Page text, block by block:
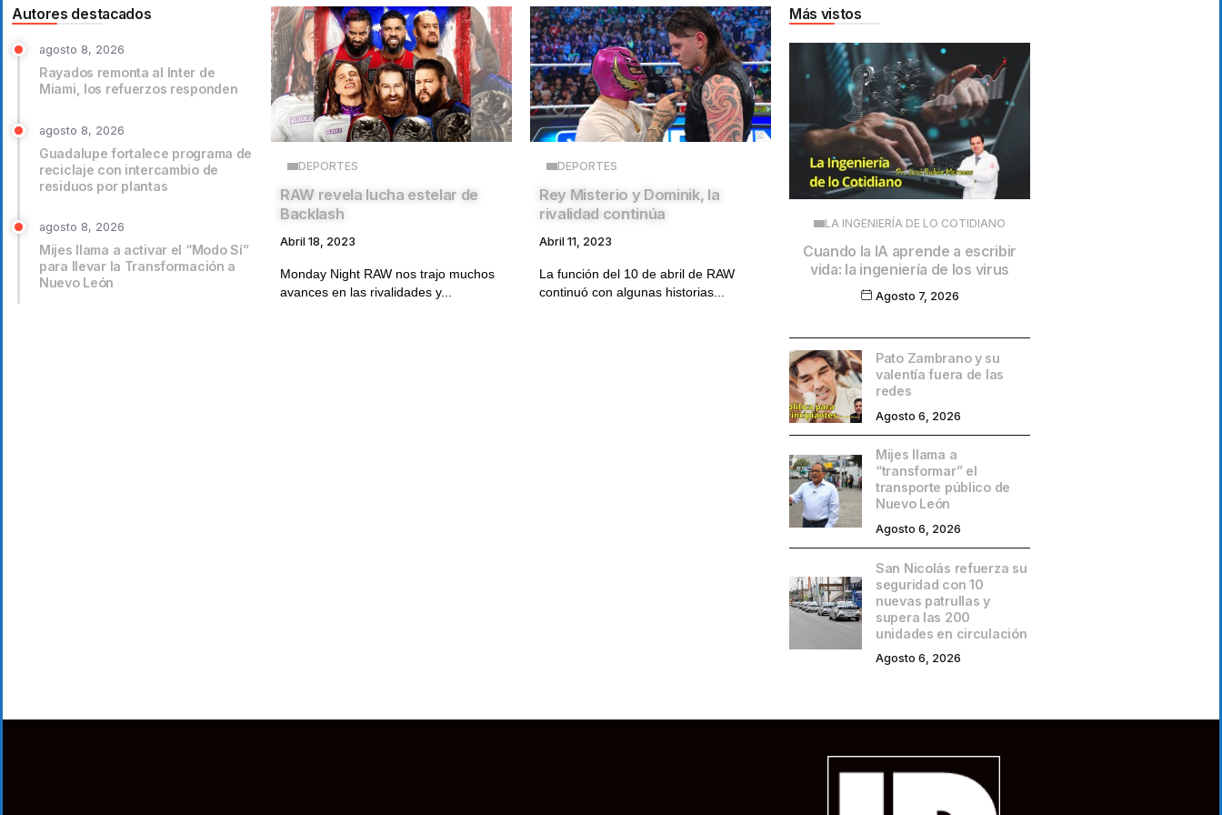
Autores destacados
agosto 8, 2026
Rayados remonta al Inter de
Miami, los refuerzos responden
agosto 8, 2026
Guadalupe fortalece programa de
reciclaje con intercambio de
residuos por plantas
agosto 8, 2026
Mijes llama a activar el “Modo Sí”
para llevar la Transformación a
Nuevo León
DEPORTES
RAW revela lucha estelar de
Backlash
Abril 18, 2023
Monday Night RAW nos trajo muchos
avances en las rivalidades y...
DEPORTES
Rey Misterio y Dominik, la
rivalidad continúa
Abril 11, 2023
La función del 10 de abril de RAW
continuó con algunas historias...
Más vistos
LA INGENIERÍA DE LO COTIDIANO
Cuando la IA aprende a escribir
vida: la ingeniería de los virus
Agosto 7, 2026
Pato Zambrano y su
valentía fuera de las
redes
Agosto 6, 2026
Mijes llama a
“transformar” el
transporte público de
Nuevo León
Agosto 6, 2026
San Nicolás refuerza su
seguridad con 10
nuevas patrullas y
supera las 200
unidades en circulación
Agosto 6, 2026